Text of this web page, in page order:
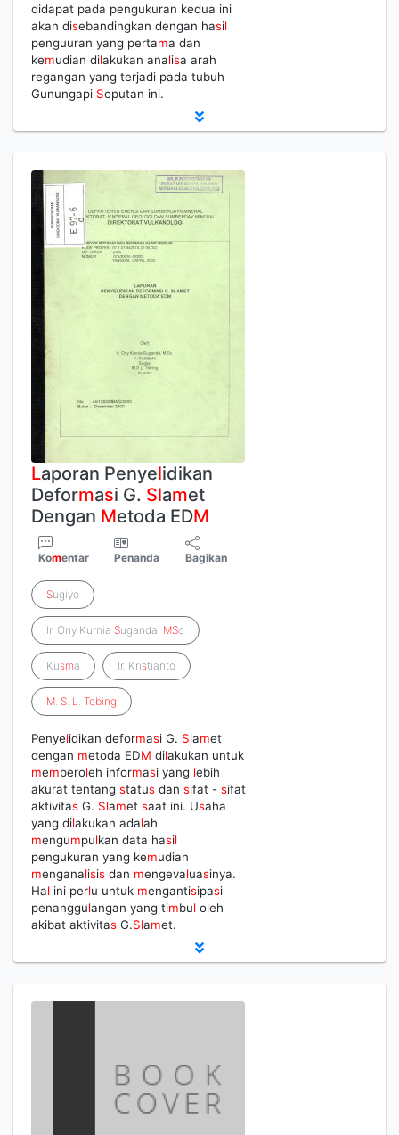
didapat pada pengukuran kedua ini
akan disebandingkan dengan hasil
penguuran yang pertama dan
kemudian dilakukan analisa arah
regangan yang terjadi pada tubuh
Gunungapi Soputan ini.
Laporan Penyelidikan
Deformasi G. Slamet
Dengan Metoda EDM
Komentar Penanda Bagikan
Sugiyo
Ir. Ony Kurnia Suganda, MSc
Kusma Ir. Kristianto
M. S. L. Tobing
Penyelidikan deformasi G. Slamet
dengan metoda EDM dilakukan untuk
memperoleh informasi yang lebih
akurat tentang status dan sifat - sifat
aktivitas G. Slamet saat ini. Usaha
yang dilakukan adalah
mengumpulkan data hasil
pengukuran yang kemudian
menganalisis dan mengevaluasinya.
Hal ini perlu untuk mengantisipasi
penanggulangan yang timbul oleh
akibat aktivitas G.Slamet.